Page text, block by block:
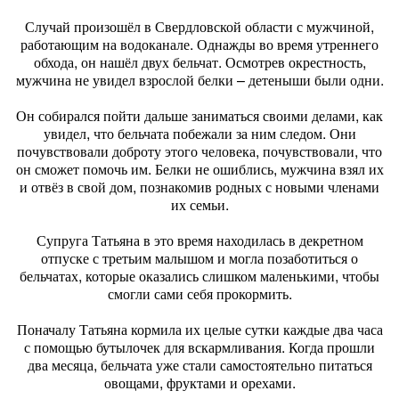
Случай произошёл в Свердловской области с мужчиной,
работающим на водоканале. Однажды во время утреннего
обхода, он нашёл двух бельчат. Осмотрев окрестность,
мужчина не увидел взрослой белки – детеныши были одни.
Он собирался пойти дальше заниматься своими делами, как
увидел, что бельчата побежали за ним следом. Они
почувствовали доброту этого человека, почувствовали, что
он сможет помочь им. Белки не ошиблись, мужчина взял их
и отвёз в свой дом, познакомив родных с новыми членами
их семьи.
Супруга Татьяна в это время находилась в декретном
отпуске с третьим малышом и могла позаботиться о
бельчатах, которые оказались слишком маленькими, чтобы
смогли сами себя прокормить.
Поначалу Татьяна кормила их целые сутки каждые два часа
с помощью бутылочек для вскармливания. Когда прошли
два месяца, бельчата уже стали самостоятельно питаться
овощами, фруктами и орехами.